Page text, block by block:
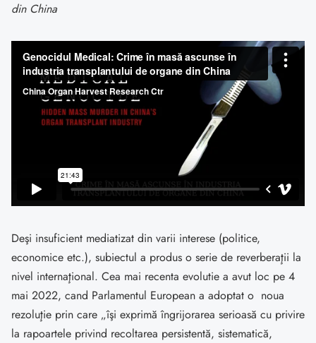
din China
Deşi insuficient mediatizat din varii interese (politice,
economice etc.), subiectul a produs o serie de reverberaţii la
nivel internaţional. Cea mai recenta evolutie a avut loc pe 4
mai 2022, cand Parlamentul European a adoptat o noua
rezoluţie prin care „îşi exprimă îngrijorarea serioasă cu privire
la rapoartele privind recoltarea persistentă, sistematică,